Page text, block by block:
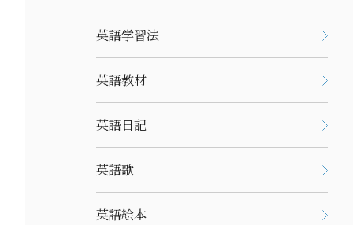
英語学習法
英語教材
英語日記
英語歌
英語絵本